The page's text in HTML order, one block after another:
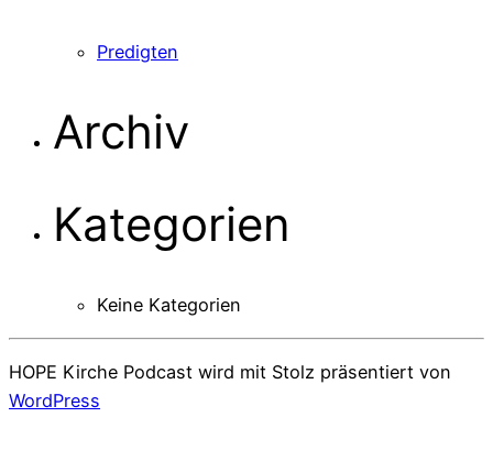
Predigten
Archiv
Kategorien
Keine Kategorien
HOPE Kirche Podcast wird mit Stolz präsentiert von
WordPress